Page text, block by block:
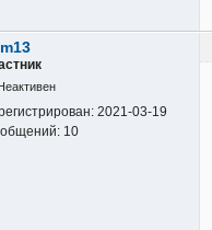
2021-03-19
10